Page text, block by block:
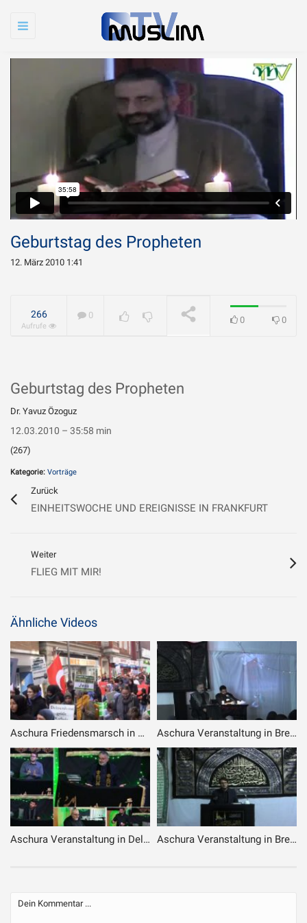
Toggle
WIRD ABGESPIELT
geliebt?
Geburtstag des Propheten
12. März 2010 1:41
266
Aufrufe
0 0 0
Geburtstag des Propheten
Dr. Yavuz Özoguz
12.03.2010 – 35:58 min
(267)
Kategorie: Vorträge
Zurück
EINHEITSWOCHE UND EREIGNISSE IN FRANKFURT
Weiter
FLIEG MIT MIR!
Ähnliche Videos
Aschura Friedensmarsch in Delmenhorst – 14.09.2019 Aschura Veranstaltung in Bremen – 01.10.2017 – 10. Tag
Aschura Veranstaltung in Delmenhorst – 26.08.2020 – 6. Muharram / 7. Veranstaltung Aschura Veranstaltung in Bremen – 12.09.2018 – 02. Tag